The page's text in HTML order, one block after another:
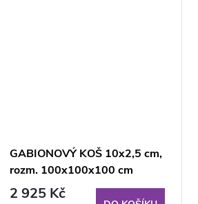
GABIONOVÝ KOŠ 10x2,5 cm,
rozm. 100x100x100 cm
2 925 Kč